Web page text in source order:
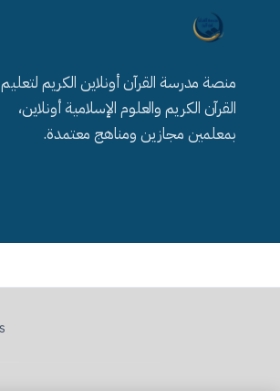
منصة مدرسة القرآن أونلاين الكريم لتعليم
القرآن الكريم والعلوم الإسلامية أونلاين،
بمعلمين مجازين ومناهج معتمدة.